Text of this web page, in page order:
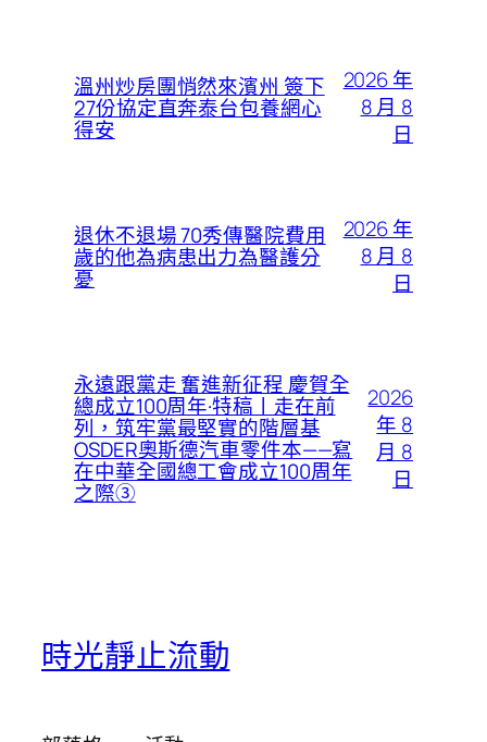
溫州炒房團悄然來濱州 簽下
27份協定直奔泰台包養網心
得安
2026 年
8 月 8
日
退休不退場 70秀傳醫院費用
歲的他為病患出力為醫護分
憂
2026 年
8 月 8
日
永遠跟黨走 奮進新征程 慶賀全
總成立100周年·特稿丨走在前
列，筑牢黨最堅實的階層基
OSDER奧斯德汽車零件本——寫
在中華全國總工會成立100周年
之際③
2026
年 8
月 8
日
時光靜止流動